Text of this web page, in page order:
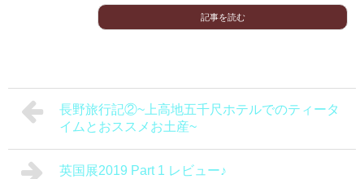
記事を読む
長野旅行記②~上高地五千尺ホテルでのティータ
イムとおススメお土産~
英国展2019 Part 1 レビュー♪